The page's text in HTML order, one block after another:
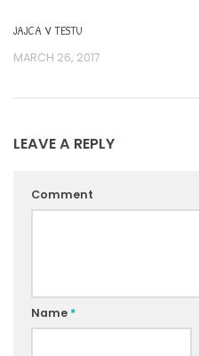
JAJCA V TESTU
MARCH 26, 2017
LEAVE A REPLY
Comment
Name *